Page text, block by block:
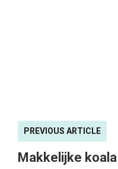
PREVIOUS ARTICLE
Makkelijke